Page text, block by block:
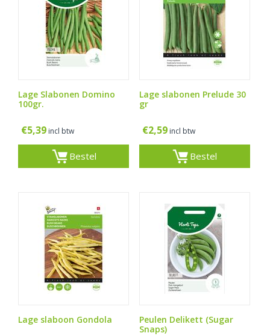
Lage Slabonen Domino
100gr.
€5,39 incl btw
Bestel
Lage slabonen Prelude 30
gr
€2,59 incl btw
Bestel
Lage slaboon Gondola
Peulen Delikett (Sugar
Snaps)